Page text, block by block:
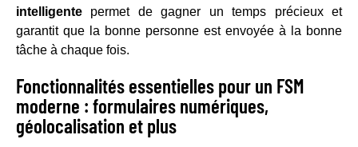
intelligente permet de gagner un temps précieux et
garantit que la bonne personne est envoyée à la bonne
tâche à chaque fois.
Fonctionnalités essentielles pour un FSM
moderne : formulaires numériques,
géolocalisation et plus